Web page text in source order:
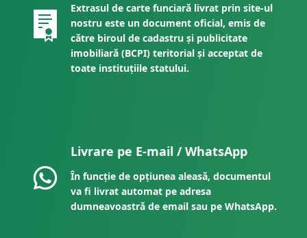
Extrasul de carte funciară livrat prin site-ul
nostru este un document oficial, emis de
către biroul de cadastru și publicitate
imobiliară (BCPI) teritorial și acceptat de
toate instituțiile statului.
Livrare pe E-mail / WhatsApp
În funcție de opțiunea aleasă, documentul
va fi livrat automat pe adresa
dumneavoastră de email sau pe WhatsApp.